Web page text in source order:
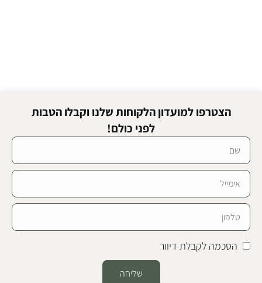
הצטרפו למועדון הלקוחות שלנו וקבלו הטבות
לפני כולם!
הסכמה לקבלת דיוור
שליחה